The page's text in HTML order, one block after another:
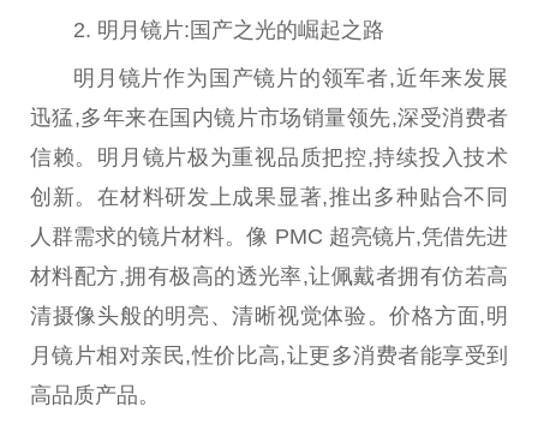
2. 明月镜片:国产之光的崛起之路
明月镜片作为国产镜片的领军者,近年来发展
迅猛,多年来在国内镜片市场销量领先,深受消费者
信赖。明月镜片极为重视品质把控,持续投入技术
创新。在材料研发上成果显著,推出多种贴合不同
人群需求的镜片材料。像 PMC 超亮镜片,凭借先进
材料配方,拥有极高的透光率,让佩戴者拥有仿若高
清摄像头般的明亮、清晰视觉体验。价格方面,明
月镜片相对亲民,性价比高,让更多消费者能享受到
高品质产品。